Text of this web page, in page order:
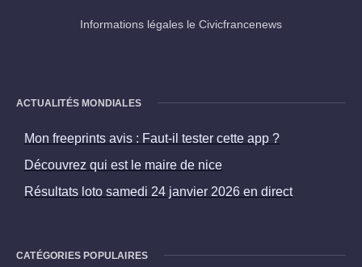
Informations légales le Civicfrancenews
ACTUALITÉS MONDIALES
Mon freeprints avis : Faut-il tester cette app ?
Découvrez qui est le maire de nice
Résultats loto samedi 24 janvier 2026 en direct
CATÉGORIES POPULAIRES